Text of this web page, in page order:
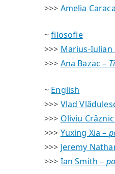
>>> Amelia
~filosofie
>>> Marius-Iulian
>>> Ana Bazac –
~ English
>>> Vlad
>>> Oliviu Crâznic
>>> Yuxing Xia –
>>> Jeremy
>>> Ian Smith –